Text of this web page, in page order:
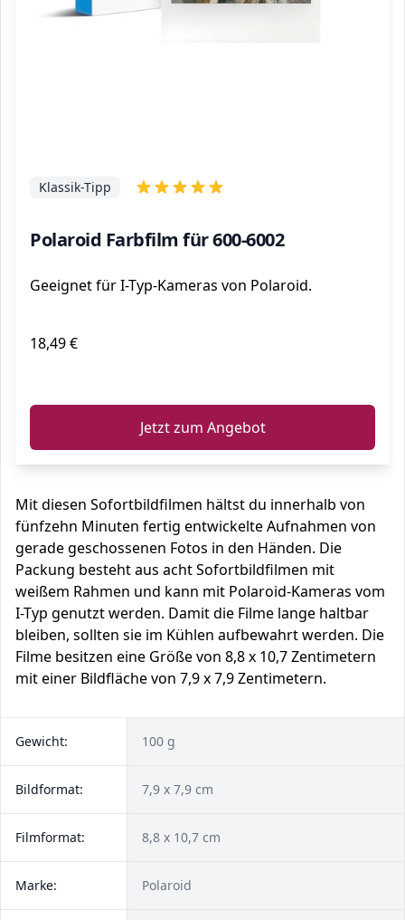
Polaroid Farbfilm für 600-6002
Klassik-Tipp
Geeignet für I-Typ-Kameras von Polaroid.
18,49 €
Jetzt zum Angebot
Mit diesen Sofortbildfilmen hältst du innerhalb von
fünfzehn Minuten fertig entwickelte Aufnahmen von
gerade geschossenen Fotos in den Händen. Die
Packung besteht aus acht Sofortbildfilmen mit
weißem Rahmen und kann mit Polaroid-Kameras vom
I-Typ genutzt werden. Damit die Filme lange haltbar
bleiben, sollten sie im Kühlen aufbewahrt werden. Die
Filme besitzen eine Größe von 8,8 x 10,7 Zentimetern
mit einer Bildfläche von 7,9 x 7,9 Zentimetern.
Gewicht: 100 g
Bildformat: 7,9 x 7,9 cm
Filmformat: 8,8 x 10,7 cm
Marke: Polaroid